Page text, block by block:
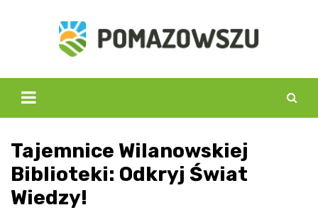
Tajemnice Wilanowskiej
Biblioteki: Odkryj Świat
Wiedzy!